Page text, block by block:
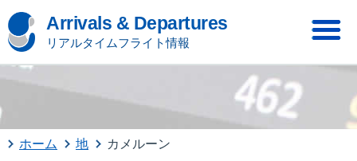
Arrivals & Departures
リアルタイムフライト情報
ホーム 地 カメルーン